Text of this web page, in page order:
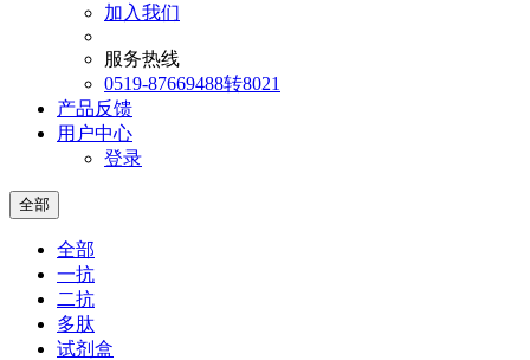
加入我们
服务热线
0519-87669488转8021
产品反馈
用户中心
登录
全部
全部
一抗
二抗
多肽
试剂盒